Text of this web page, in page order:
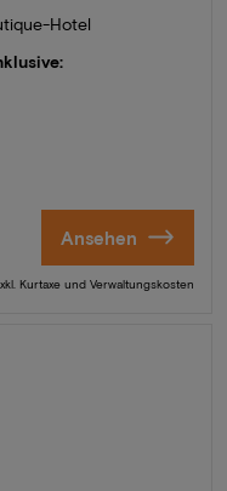
Hotel
Ansehen
Kurtaxe und Verwaltungskosten